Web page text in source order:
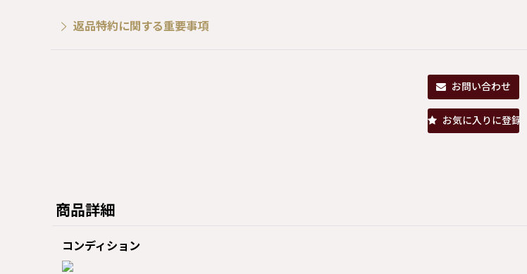
返品特約に関する重要事項
お問い合わせ
お気に入りに登録
商品詳細
コンディション